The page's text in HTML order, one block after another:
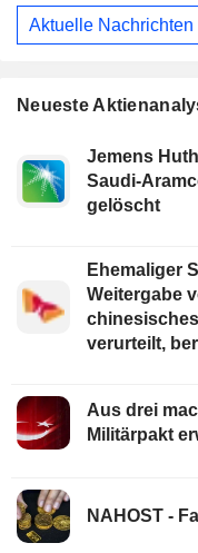
Aktuelle Nachrichten
Neueste
Jemens
Saudi-
gelöscht
Ehemaliger
Weitergabe
verurteilt,
Aus drei
Militärpakt
NAHOST -